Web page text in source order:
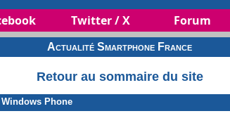
Twitter / X Forum
Actualité Smartphone France
Retour au sommaire du site
Phone